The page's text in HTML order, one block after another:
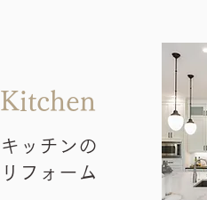
Kitchen
キッチンの
リフォーム